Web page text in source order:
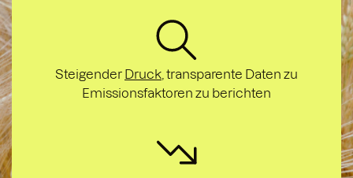
Steigender Druck , transparente Daten zu
Emissionsfaktoren zu berichten